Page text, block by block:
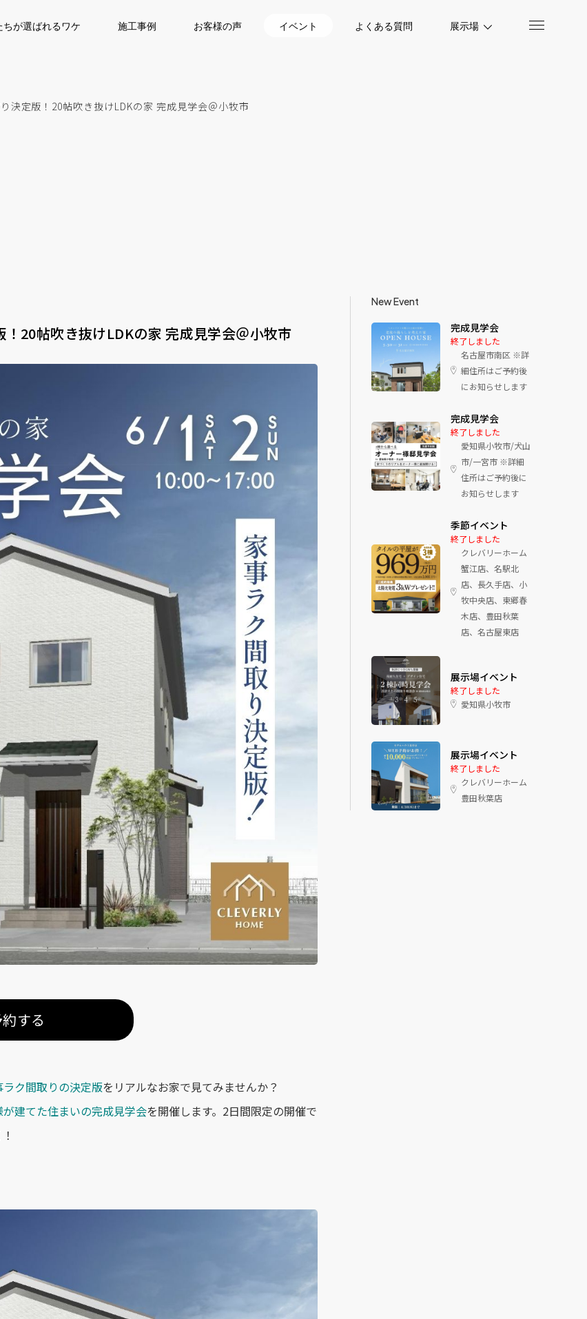
ちが選ばれるワケ 施工事例 お客様の声 イベント よくある質問 展示場
決定版！20帖吹き抜けLDKの家 完成見学会＠小牧市
20帖吹き抜けLDKの家 完成見学会＠小牧市
する
ラク間取りの決定版をリアルなお家で見てみませんか？
建てた住まいの完成見学会を開催します。 2日間限定の開催で
New Event
完成見学会
終了しました
名古屋市南区 ※詳
細住所はご予約後
にお知らせします
完成見学会
終了しました
愛知県小牧市/犬山
市/一宮市 ※詳細
住所はご予約後に
お知らせします
季節イベント
終了しました
クレバリーホーム
蟹江店、名駅北
店、長久手店、小
牧中央店、東郷春
木店、豊田秋葉
店、名古屋東店
展示場イベント
終了しました
愛知県小牧市
展示場イベント
終了しました
クレバリーホーム
豊田秋葉店